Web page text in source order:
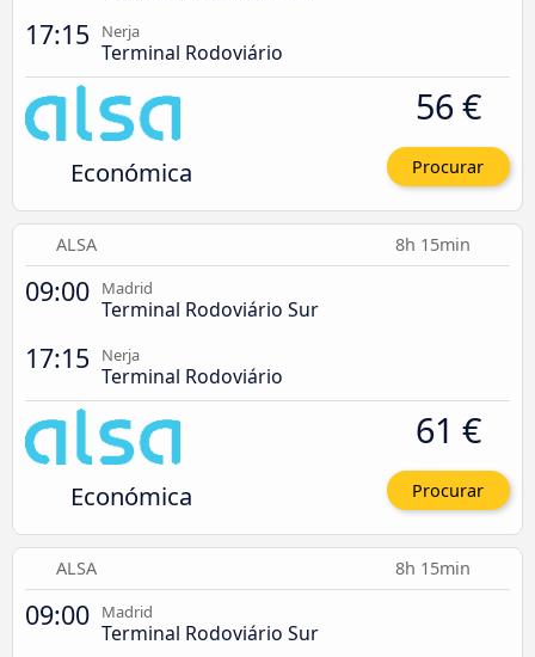
17:15 Nerja
Terminal Rodoviário
Económica
56 €
Procurar
ALSA 8h 15min
09:00 Madrid
Terminal Rodoviário Sur
17:15 Nerja
Terminal Rodoviário
Económica
61 €
Procurar
ALSA 8h 15min
09:00 Madrid
Terminal Rodoviário Sur